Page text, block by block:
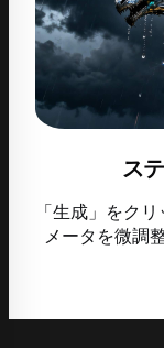
ス
「生成」をク
メータを微調